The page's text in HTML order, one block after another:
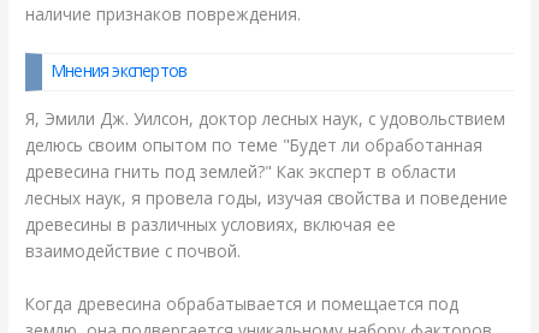
наличие признаков повреждения.
Мнения экспертов
Я, Эмили Дж. Уилсон, доктор лесных наук, с удовольствием
делюсь своим опытом по теме "Будет ли обработанная
древесина гнить под землей?" Как эксперт в области
лесных наук, я провела годы, изучая свойства и поведение
древесины в различных условиях, включая ее
взаимодействие с почвой.
Когда древесина обрабатывается и помещается под